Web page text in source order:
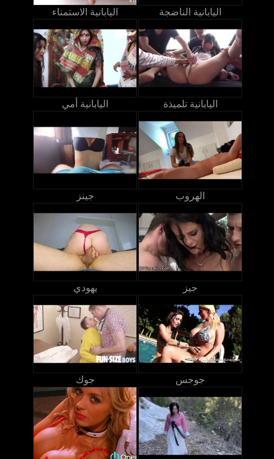
اليابانية الاستمناء اليابانية الناضجة
اليابانية أمي اليابانية تلميذة
جينز الهروب
يهودي جيز
جوك جوجس